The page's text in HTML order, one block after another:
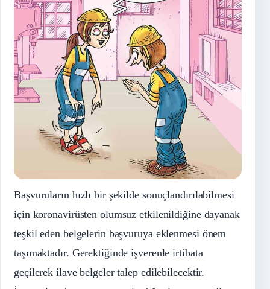
Başvuruların hızlı bir şekilde sonuçlandırılabilmesi
için koronavirüsten olumsuz etkilenildiğine dayanak
teşkil eden belgelerin başvuruya eklenmesi önem
taşımaktadır. Gerektiğinde işverenle irtibata
geçilerek ilave belgeler talep edilebilecektir.